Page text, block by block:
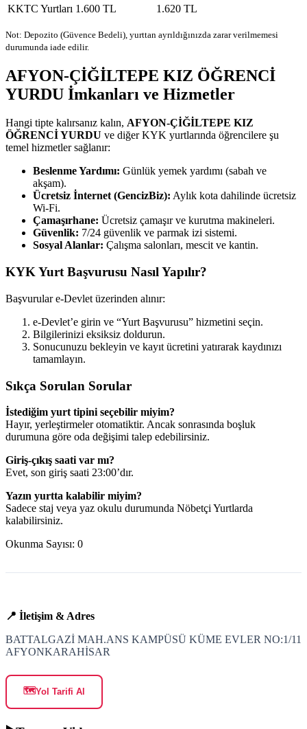
KKTC Yurtları 1.600 TL 1.620 TL
Not: Depozito (Güvence Bedeli), yurttan ayrıldığınızda zarar verilmemesi
durumunda iade edilir.
AFYON-ÇİĞİLTEPE KIZ ÖĞRENCİ
YURDU İmkanları ve Hizmetler
Hangi tipte kalırsanız kalın, AFYON-ÇİĞİLTEPE KIZ
ÖĞRENCİ YURDU ve diğer KYK yurtlarında öğrencilere şu
temel hizmetler sağlanır:
Beslenme Yardımı: Günlük yemek yardımı (sabah ve
akşam).
Ücretsiz İnternet (GencizBiz): Aylık kota dahilinde ücretsiz
Wi-Fi.
Çamaşırhane: Ücretsiz çamaşır ve kurutma makineleri.
Güvenlik: 7/24 güvenlik ve parmak izi sistemi.
Sosyal Alanlar: Çalışma salonları, mescit ve kantin.
KYK Yurt Başvurusu Nasıl Yapılır?
Başvurular e-Devlet üzerinden alınır:
e-Devlet’e girin ve “Yurt Başvurusu” hizmetini seçin.
Bilgilerinizi eksiksiz doldurun.
Sonucunuzu bekleyin ve kayıt ücretini yatırarak kaydınızı
tamamlayın.
Sıkça Sorulan Sorular
İstediğim yurt tipini seçebilir miyim?
Hayır, yerleştirmeler otomatiktir. Ancak sonrasında boşluk
durumuna göre oda değişimi talep edebilirsiniz.
Giriş-çıkış saati var mı?
Evet, son giriş saati 23:00’dır.
Yazın yurtta kalabilir miyim?
Sadece staj veya yaz okulu durumunda Nöbetçi Yurtlarda
kalabilirsiniz.
Okunma Sayısı: 0
📍 İletişim & Adres
BATTALGAZİ MAH.ANS KAMPÜSÜ KÜME EVLER NO:1/11
AFYONKARAHİSAR
🗺️Yol Tarifi Al